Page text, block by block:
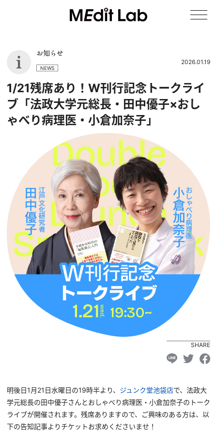
お知らせ
NEWS
2026.01.19
1/21残席あり！W刊行記念トークライ
ブ「法政大学元総長・田中優子×おし
ゃべり病理医・小倉加奈子」
SHARE
明後日1月21日水曜日の19時半より、 ジュンク堂池袋店で、法政大
学元総長の田中優子さんとおしゃべり病理医・小倉加奈子のトーク
ライブが開催されます。残席ありますので、ご興味のある方は、以
下の告知記事よりチケットお求めくださいませ！